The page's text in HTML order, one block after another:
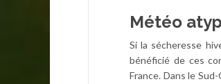
Météo
Si la sécheresse
bénéficié de ces
France. Dans le